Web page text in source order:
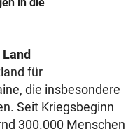
für
die insbesondere
Seit Kriegsbeginn
300.000 Menschen